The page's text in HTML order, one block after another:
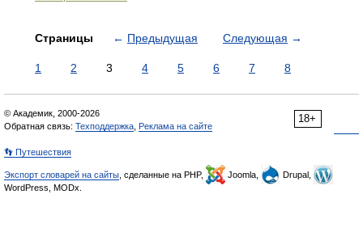
Страницы ← Предыдущая Следующая →
1 2 3 4 5 6 7 8
18+
© Академик, 2000-2026
Обратная связь: Техподдержка Реклама на сайте
👣 Путешествия
Экспорт словарей на сайты , сделанные на PHP, Joomla,
Drupal,
WordPress, MODx.